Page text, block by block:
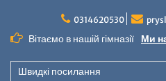
вмісту
0314620530
Вітаємо в нашій гімназії Ми
Швидкі посилання